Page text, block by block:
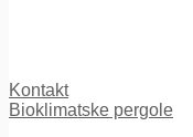
Kontakt
Bioklimatske pergole